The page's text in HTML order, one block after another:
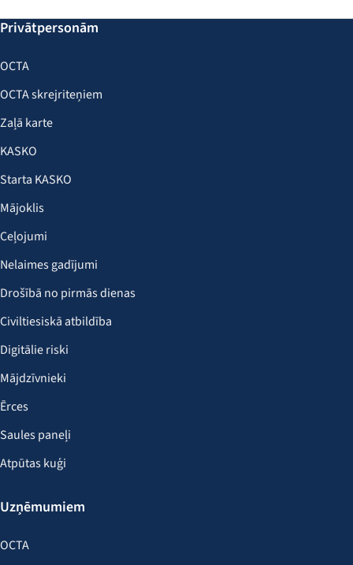
Privātpersonām
OCTA
OCTA skrejriteņiem
Zaļā karte
KASKO
Starta KASKO
Mājoklis
Ceļojumi
Nelaimes gadījumi
Drošībā no pirmās dienas
Civiltiesiskā atbildība
Digitālie riski
Mājdzīvnieki
Ērces
Saules paneļi
Atpūtas kuģi
Uzņēmumiem
OCTA